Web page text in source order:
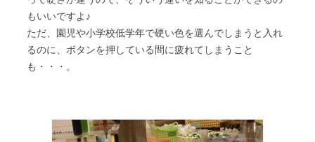
もいいですよ♪
ただ、園児や小学校低学年で硬い色を選んでしまうと入れ
るのに、ボタンを押している間に疲れてしまうこと
も・・・。